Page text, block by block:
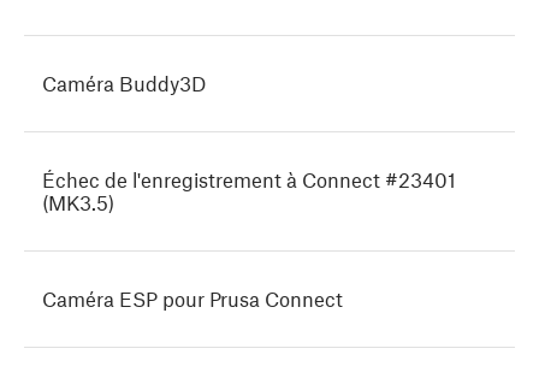
Caméra Buddy3D
Échec de l'enregistrement à Connect #23401
(MK3.5)
Caméra ESP pour Prusa Connect